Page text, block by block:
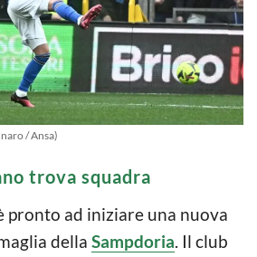
/ Ansa)
trova squadra
pronto ad iniziare una nuova
della Sampdoria. Il club